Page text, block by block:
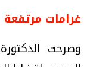
غرامات مرتفعة
وصرحت